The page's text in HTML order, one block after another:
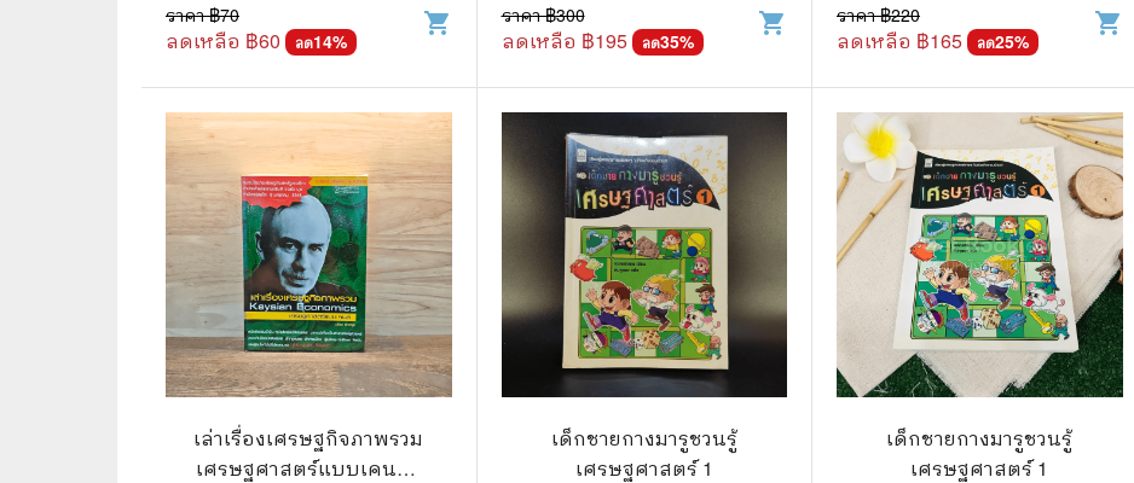
ราคา ฿70
ลดเหลือ ฿60 ลด14%
shopping_cart ราคา ฿300
ลดเหลือ ฿195 ลด35%
shopping_cart ราคา ฿220
ลดเหลือ ฿165 ลด25%
shopping_cart
เล่าเรื่องเศรษฐกิจภาพรวม
เศรษฐศาสตร์แบบเคนส์ -
เด็กชายกางมารูชวนรู้
เศรษฐศาสตร์ 1
เด็กชายกางมารูชวนรู้
เศรษฐศาสตร์ 1
⚔️ แอ็คชั่น ต่อสู้
😀 ตลก สนุกสนาน
นิยาย วรรณกรรม